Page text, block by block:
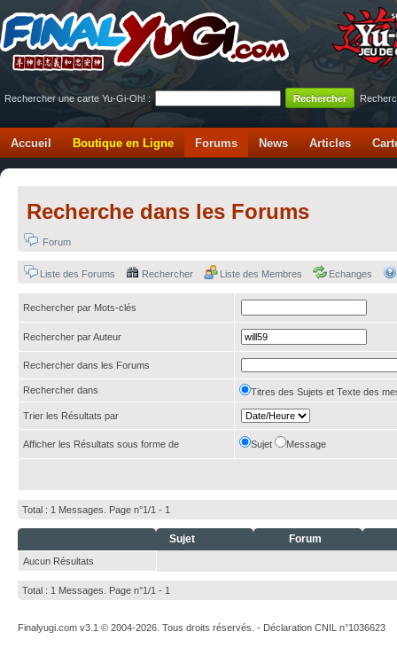
Rechercher une carte Yu-Gi-Oh! :
Accueil Boutique en Ligne Forums News Articles
Recherche dans les Forums
Forum
Liste des Forums Rechercher Liste des Membres Echanges
Rechercher par Mots-clés
Rechercher par Auteur
Rechercher dans les Forums
Rechercher dans Titres des Sujets et Texte des
Trier les Résultats par
Afficher les Résultats sous forme de Sujet Message
Total : 1 Messages. Page n°1/1 - 1
Sujet Forum
Aucun Résultats
Total : 1 Messages. Page n°1/1 - 1
Finalyugi.com v3.1 © 2004-2026. Tous droits réservés. - Déclaration CNIL n°1036623